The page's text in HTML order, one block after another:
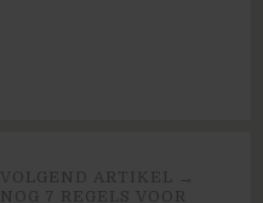
VOLGEND ARTIKEL →
NOG 7 REGELS VOOR